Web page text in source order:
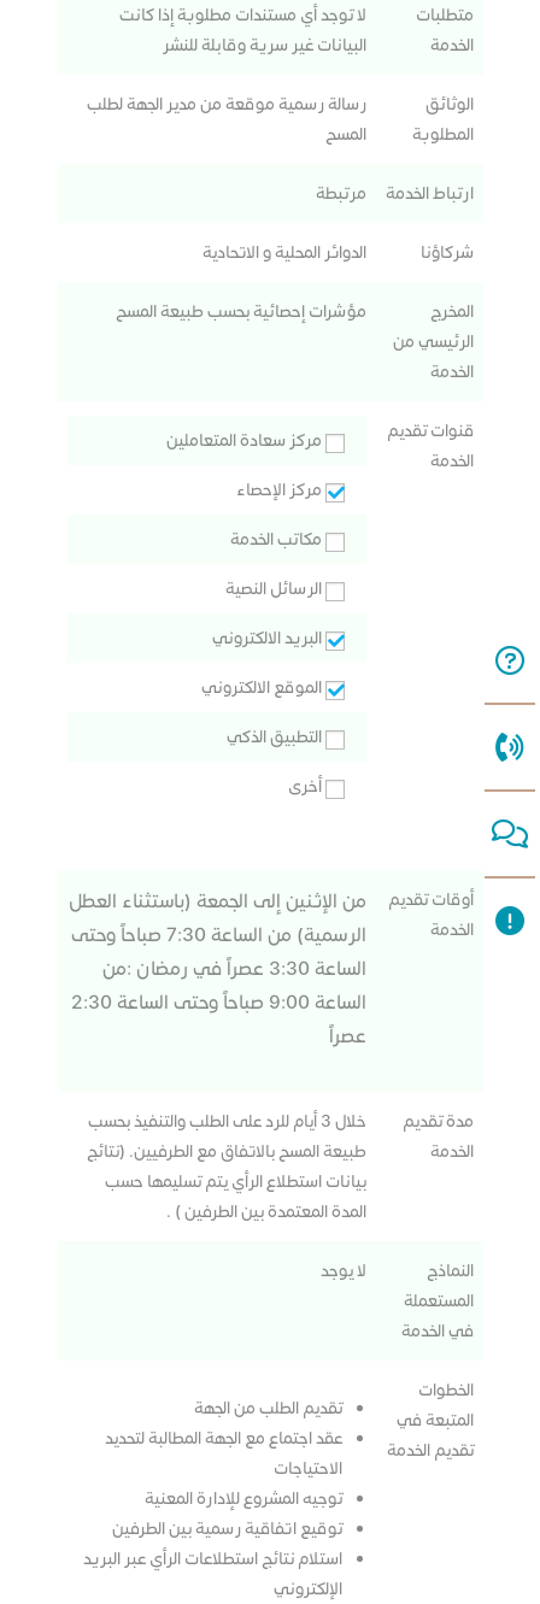
متطلبات
الخدمة
لا توجد أي مستندات مطلوبة إذا كانت
البيانات غير سرية وقابلة للنشر
الوثائق
المطلوبة
رسالة رسمية موقعة من مدير الجهة لطلب
المسح
ارتباط الخدمة مرتبطة
شركاؤنا الدوائر المحلية و الاتحادية
المخرج
الرئيسي من
الخدمة
مؤشرات إحصائية بحسب طبيعة المسح
قنوات تقديم
الخدمة
مركز سعادة المتعاملين
مركز الإحصاء
مكاتب الخدمة
الرسائل النصية
البريد الالكتروني
الموقع الالكتروني
التطبيق الذكي
أخرى
أوقات تقديم
الخدمة
من الإثنين إلى الجمعة (باستثناء العطل
الرسمية) من الساعة 7:30 صباحاً وحتى
الساعة 3:30 عصراً في رمضان :من
الساعة 9:00 صباحاً وحتى الساعة 2:30
عصراً
مدة تقديم
الخدمة
خلال 3 أيام للرد على الطلب والتنفيذ بحسب
طبيعة المسح بالاتفاق مع الطرفيين. (نتائج
بيانات استطلاع الرأي يتم تسليمها حسب
المدة المعتمدة بين الطرفين ) .
النماذج
المستعملة
في الخدمة
لا يوجد
الخطوات
المتبعة في
تقديم الخدمة
تقديم الطلب من الجهة
عقد اجتماع مع الجهة المطالبة لتحديد
الاحتياجات
توجيه المشروع للإدارة المعنية
توقيع اتفاقية رسمية بين الطرفين
استلام نتائج استطلاعات الرأي عبر البريد
الإلكتروني